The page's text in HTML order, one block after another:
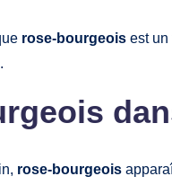
rose-bourgeois est un
rose-bourgeois